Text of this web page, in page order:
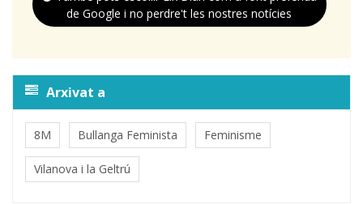
de Google i no perdre't les nostres notícies
Arxivat a
8M Bullanga Feminista Feminisme
Vilanova i la Geltrú